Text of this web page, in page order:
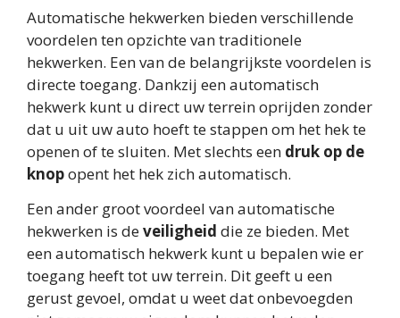
Automatische hekwerken bieden verschillende
voordelen ten opzichte van traditionele
hekwerken. Een van de belangrijkste voordelen is
directe toegang. Dankzij een automatisch
hekwerk kunt u direct uw terrein oprijden zonder
dat u uit uw auto hoeft te stappen om het hek te
openen of te sluiten. Met slechts een druk op de
knopopent het hek zich automatisch.
Een ander groot voordeel van automatische
hekwerken is deveiligheid die ze bieden. Met
een automatisch hekwerk kunt u bepalen wie er
toegang heeft tot uw terrein. Dit geeft u een
gerust gevoel, omdat u weet dat onbevoegden